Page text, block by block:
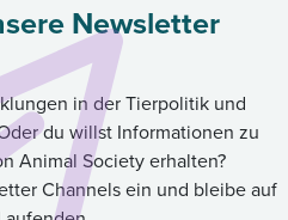
Newsletter
in der Tierpolitik und
du willst Informationen zu
Animal Society erhalten?
Channels ein und bleibe auf